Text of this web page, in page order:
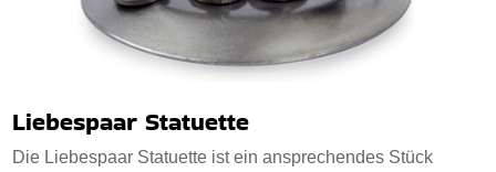
Liebespaar Statuette
Die Liebespaar Statuette ist ein ansprechendes Stück